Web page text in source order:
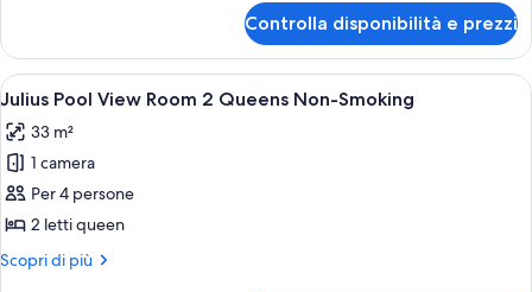
King
Non-
Smoking
Pool
View
Room
Non-
Smoking
Controlla disponibilità e prezzi
Apri
tutte
le
foto
per
Julius
Pool
View
Camera d'albergo con due letti, una
4
Julius Pool View Room 2 Queens Non-Smoking
33 m²
1 camera
Per 4 persone
2 letti queen
Scopri di più
Altri